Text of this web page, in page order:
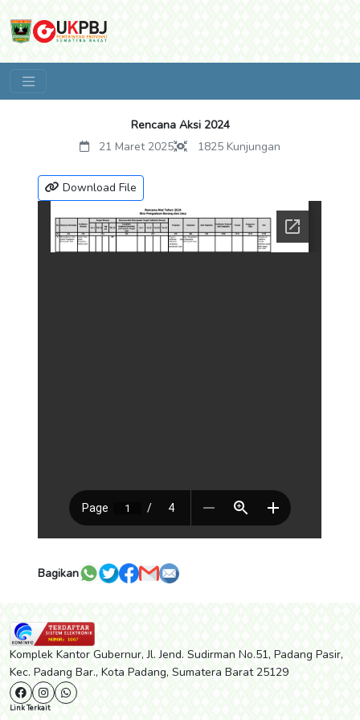
Rencana Aksi 2024
21 Maret 2025
1825 Kunjungan
Download File
Bagikan
Komplek Kantor Gubernur, Jl. Jend. Sudirman No.51, Padang Pasir,
Kec. Padang Bar., Kota Padang, Sumatera Barat 25129
Link Terkait